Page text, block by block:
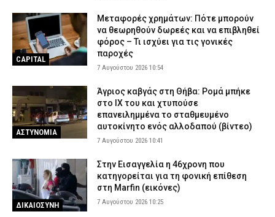
CAPITAL
Μεταφορές χρημάτων: Πότε μπορούν
να θεωρηθούν δωρεές και να επιβληθεί
φόρος – Τι ισχύει για τις γονικές
παροχές
7 Αυγούστου 2026 10:54
ΑΣΤΥΝΟΜΙΑ
Άγριος καβγάς στη Θήβα: Ρομά μπήκε
στο ΙΧ του και χτυπούσε
επανειλημμένα το σταθμευμένο
αυτοκίνητο ενός αλλοδαπού (βίντεο)
7 Αυγούστου 2026 10:41
ΔΙΚΑΙΟΣΥΝΗ
Στην Εισαγγελία η 46χρονη που
κατηγορείται για τη φονική επίθεση
στη Marfin (εικόνες)
7 Αυγούστου 2026 10:25